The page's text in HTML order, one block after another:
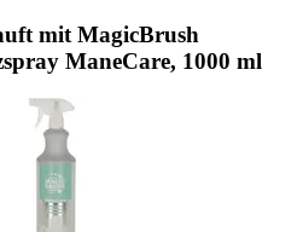
mit MagicBrush
ManeCare, 1000 ml